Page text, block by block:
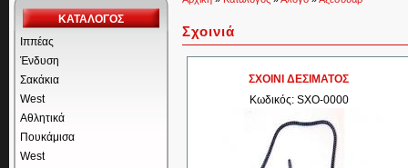
ΚΑΤΑΛΟΓΟΣ
Ιππέας
Ένδυση
Σακάκια
West
Αθλητικά
Πουκάμισα
West
Σχοινιά
ΣΧΟΙΝΙ ΔΕΣΙΜΑΤΟΣ
Κωδικός: SXO-0000